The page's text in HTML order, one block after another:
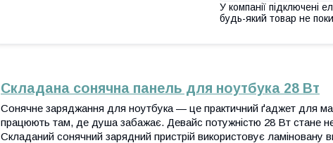
У компанії підключені
будь-який товар не
Складана сонячна панель для ноутбука 28 Вт
Сонячне заряджання для ноутбука — це практичний ґаджет для
працюють там, де душа забажає. Девайс потужністю 28 Вт стане
Складаний сонячний зарядний пристрій використовує ламіновану